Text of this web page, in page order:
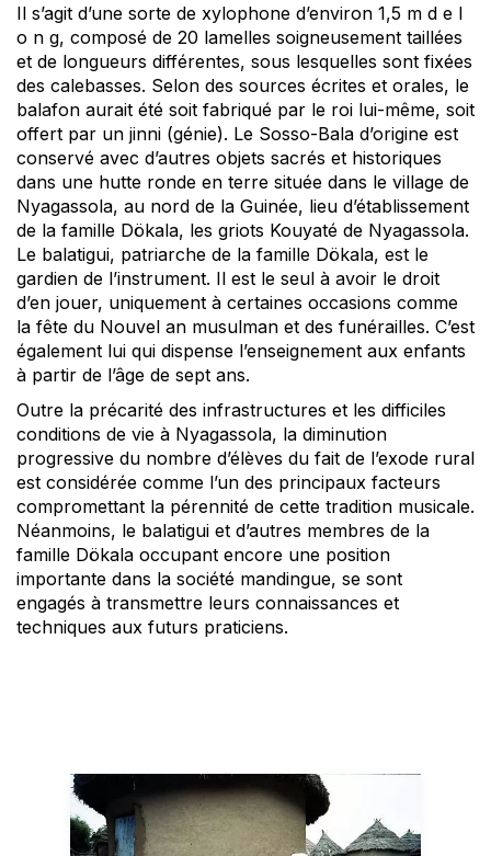
Il s’agit d’une sorte de xylophone d’environ 1,5 m d e l
o n g, composé de 20 lamelles soigneusement taillées
et de longueurs différentes, sous lesquelles sont fixées
des calebasses. Selon des sources écrites et orales, le
balafon aurait été soit fabriqué par le roi lui-même, soit
offert par un jinni (génie). Le Sosso-Bala d’origine est
conservé avec d’autres objets sacrés et historiques
dans une hutte ronde en terre située dans le village de
Nyagassola, au nord de la Guinée, lieu d’établissement
de la famille Dökala, les griots Kouyaté de Nyagassola.
Le balatigui, patriarche de la famille Dökala, est le
gardien de l’instrument. Il est le seul à avoir le droit
d’en jouer, uniquement à certaines occasions comme
la fête du Nouvel an musulman et des funérailles. C’est
également lui qui dispense l’enseignement aux enfants
à partir de l’âge de sept ans.
Outre la précarité des infrastructures et les difficiles
conditions de vie à Nyagassola, la diminution
progressive du nombre d’élèves du fait de l’exode rural
est considérée comme l’un des principaux facteurs
compromettant la pérennité de cette tradition musicale.
Néanmoins, le balatigui et d’autres membres de la
famille Dökala occupant encore une position
importante dans la société mandingue, se sont
engagés à transmettre leurs connaissances et
techniques aux futurs praticiens.